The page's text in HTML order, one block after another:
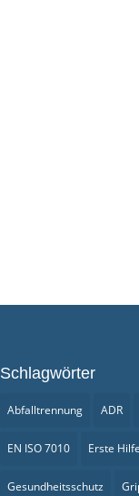
Schlagwörter
Abfalltrennung ADR
EN ISO 7010 Erste Hilfe
Gesundheitsschutz